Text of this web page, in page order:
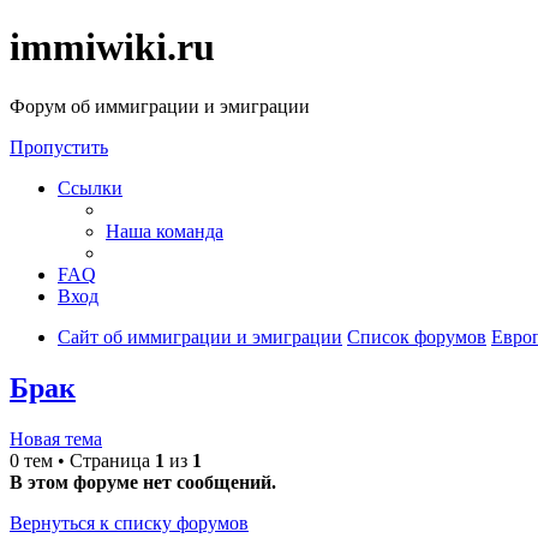
immiwiki.ru
Форум об иммиграции и эмиграции
Пропустить
Ссылки
Наша команда
FAQ
Вход
Сайт об иммиграции и эмиграции Список форумов
Брак
Новая тема
0 тем • Страница 1 из 1
В этом форуме нет сообщений.
Вернуться к списку форумов